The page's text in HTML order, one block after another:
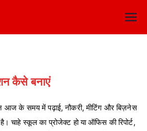
कैसे बनाएं
के समय में पढ़ाई, नौकरी, मीटिंग और बिज़नेस
चाहे स्कूल का प्रोजेक्ट हो या ऑफिस की रिपोर्ट,